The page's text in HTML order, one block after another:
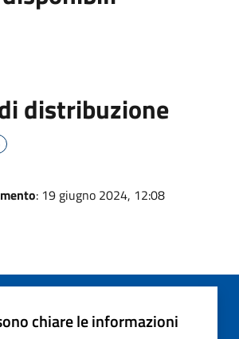
distribuzione
: 19 giugno 2024, 12:08
chiare le informazioni